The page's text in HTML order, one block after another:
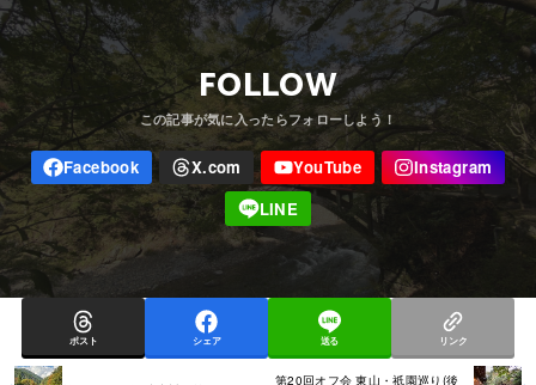
FOLLOW
ポスト シェア 送る リンク
第20回オフ会 東山・祇園巡り(後